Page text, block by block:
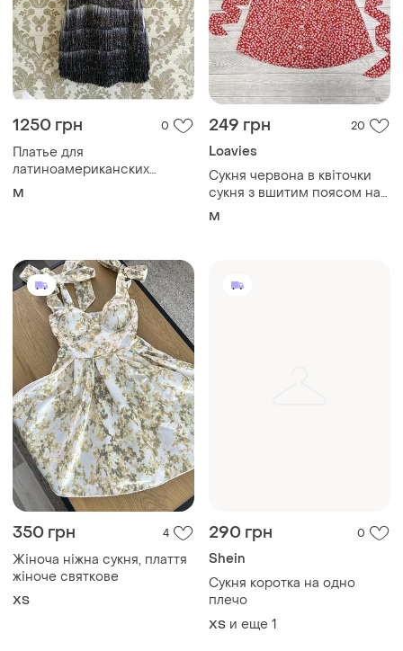
1250 грн 0
Платье для
латиноамериканских
танцев ча-ча-ча румба
M
249 грн 20
Loavies
Сукня червона в квіточки
сукня з вшитим поясом на
талії завʼязка плаття літнє
M
350 грн 4
Жіноча ніжна сукня, плаття
жіноче святкове
ХS
290 грн 0
Shein
Сукня коротка на одно
плечо
ХS и еще 1